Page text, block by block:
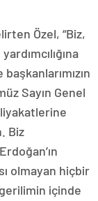
Özel, “Biz,
Sayın Genel
liyakatlerine
Biz
olmayan hiçbir
içinde